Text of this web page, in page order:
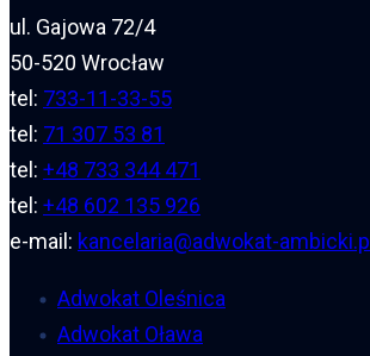
ul. Gajowa 72/4
50-520 Wrocław
tel: 733-11-33-55
tel: 71 307 53 81
tel: +48 733 344 471
tel: +48 602 135 926
e-mail: kancelaria@adwokat-ambicki.pl
Adwokat Oleśnica
Adwokat Oława